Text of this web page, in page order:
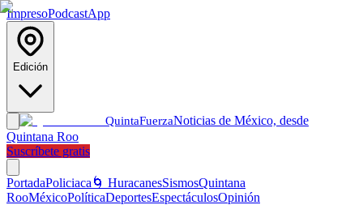
ImpresoPodcastApp
Edición
QuintaFuerzaNoticias de México, desde
Quintana Roo
Suscríbete gratis
PortadaPoliciaca 🌀 HuracanesSismosQuintana
RooMéxicoPolíticaDeportesEspectáculosOpinión